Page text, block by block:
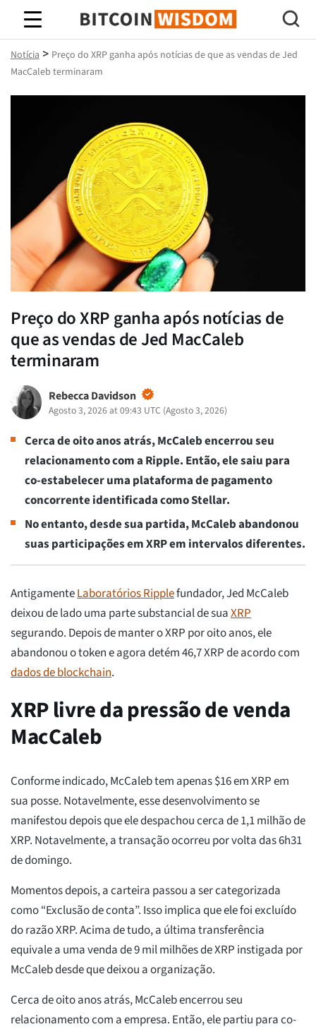
Sabedoria do Bitcoin
Notícia > Preço do XRP ganha após notícias de que as vendas de Jed
MacCaleb terminaram
Preço do XRP ganha após notícias de
que as vendas de Jed MacCaleb
terminaram
Rebecca Davidson
Agosto 3, 2026 at 09:43 UTC (Agosto 3, 2026)
Cerca de oito anos atrás, McCaleb encerrou seu
relacionamento com a Ripple. Então, ele saiu para
co-estabelecer uma plataforma de pagamento
concorrente identificada como Stellar.
No entanto, desde sua partida, McCaleb abandonou
suas participações em XRP em intervalos diferentes.
AntigamenteLaboratórios Ripplefundador, Jed McCaleb
deixou de lado uma parte substancial de suaXRP
segurando. Depois de manter o XRP por oito anos, ele
abandonou o token e agora detém 46,7 XRP de acordo com
dados de blockchain.
XRP livre da pressão de venda
MacCaleb
Conforme indicado, McCaleb tem apenas $16 em XRP em
sua posse. Notavelmente, esse desenvolvimento se
manifestou depois que ele despachou cerca de 1,1 milhão de
XRP. Notavelmente, a transação ocorreu por volta das 6h31
de domingo.
Momentos depois, a carteira passou a ser categorizada
como “Exclusão de conta”. Isso implica que ele foi excluído
do razão XRP. Acima de tudo, a última transferência
equivale a uma venda de 9 mil milhões de XRP instigada por
McCaleb desde que deixou a organização.
Cerca de oito anos atrás, McCaleb encerrou seu
relacionamento com a empresa. Então, ele partiu para co-